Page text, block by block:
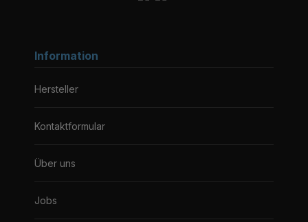
Information
Hersteller
Kontaktformular
Über uns
Jobs